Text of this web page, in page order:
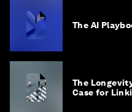
The AI
The
Case for